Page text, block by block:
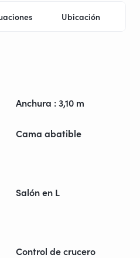
Ubicación
Anchura : 3,10 m
Cama abatible
Salón en L
Control de crucero